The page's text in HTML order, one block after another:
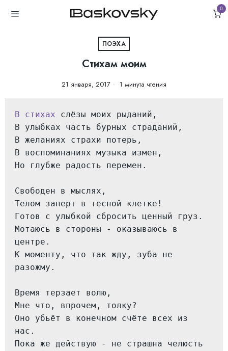
0
ПОЭХА
Стихам моим
21 января, 2017 1 минута чтения
В стихах слёзы моих рыданий,
В улыбках часть бурных страданий,
В желаниях страхи потерь,
В воспоминаниях музыка измен,
Но глубже радость перемен.
Свободен в мыслях,
Телом заперт в тесной клетке!
Готов с улыбкой сбросить ценный груз.
Мотаюсь в стороны - оказываюсь в
центре.
К моменту, что так жду, зуба не
разожму.
Время терзает волю,
Мне что, впрочем, толку?
Оно убьёт в конечном счёте всех из
нас.
Пока же действую - не страшна челюсть